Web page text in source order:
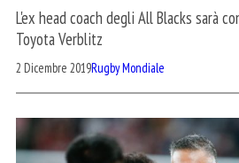
L'ex head coach degli All Blacks sarà
Toyota Verblitz
2 Dicembre 2019Rugby Mondiale